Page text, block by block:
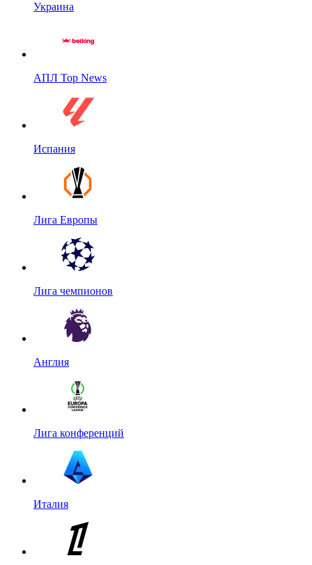
Украина
АПЛ Top News
Испания
Лига Европы
Лига чемпионов
Англия
Лига конференций
Италия